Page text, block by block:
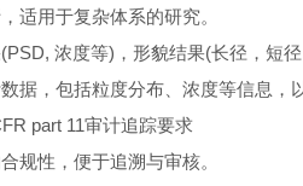
用于复杂体系的研究。
浓度等)，形貌结果(长径，短径
，包括粒度分布、浓度等信息，以
part 11审计追踪要求
性，便于追溯与审核。